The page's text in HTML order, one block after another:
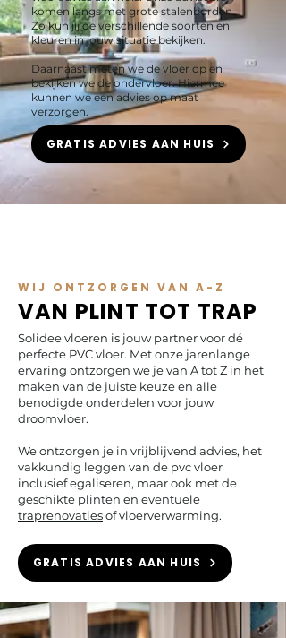
komen langs met grote stalenborden.
Zo kun jij de verschillende soorten en
kleuren in jouw situatie bekijken.
Daarnaast meten we de vloer op en
bekijken we de ondervloer. Hiermee
kunnen we een advies op maat
verzorgen.
GRATIS ADVIES AAN HUIS
WIJ ONTZORGEN VAN A-Z
VAN PLINT TOT TRAP
Solidee vloeren is jouw partner voor dé
perfecte PVC vloer. Met onze jarenlange
ervaring ontzorgen we je van A tot Z in het
maken van de juiste keuze en alle
benodigde onderdelen voor jouw
droomvloer.
We ontzorgen je in vrijblijvend advies, het
vakkundig leggen van de pvc vloer
inclusief egaliseren, maar ook met de
geschikte plinten en eventuele
traprenovatiesof vloerverwarming.
GRATIS ADVIES AAN HUIS